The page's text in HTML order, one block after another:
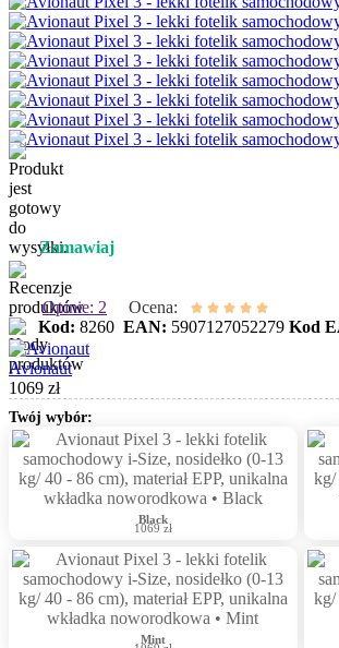
Zamawiaj
Opinie: 2
Ocena:
Kod: 8260 EAN: 5907127052279 Kod
Avionaut
1069 zł
Twój wybór:
Black
1069 zł
Mint